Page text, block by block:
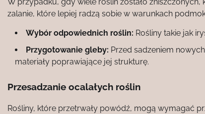
zalanie, które lepiej radzą sobie w warunkach
Wybór odpowiednich roślin: Rośliny takie jak
Przygotowanie gleby: Przed sadzeniem
materiały poprawiające jej strukturę.
Przesadzanie ocalałych roślin
Rośliny, które przetrwały powódź, mogą wymagać